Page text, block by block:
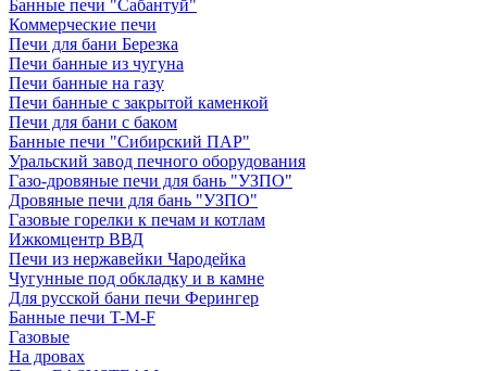
Банные печи "Сабантуй"
Коммерческие печи
Печи для бани Березка
Печи банные из чугуна
Печи банные на газу
Печи банные с закрытой каменкой
Печи для бани с баком
Банные печи "Сибирский ПАР"
Уральский завод печного оборудования
Газо-дровяные печи для бань "УЗПО"
Дровяные печи для бань "УЗПО"
Газовые горелки к печам и котлам
Ижкомцентр ВВД
Печи из нержавейки Чародейка
Чугунные под обкладку и в камне
Для русской бани печи Ферингер
Банные печи T-M-F
Газовые
На дровах